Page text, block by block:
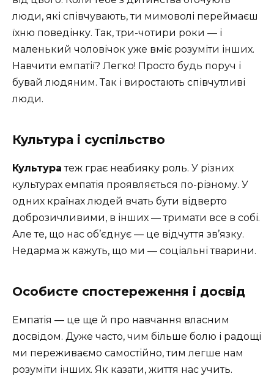
люди, які співчувають, ти мимоволі переймаєш
їхню поведінку. Так, три-чотири роки — і
маленький чоловічок уже вміє розуміти інших.
Навчити емпатії? Легко! Просто будь поруч і
бувай людяним. Так і виростають співчутливі
люди.
Культура і суспільство
Культура теж грає неабияку роль. У різних
культурах емпатія проявляється по-різному. У
одних країнах людей вчать бути відверто
доброзичливими, в інших — тримати все в собі.
Але те, що нас об’єднує — це відчуття зв’язку.
Недарма ж кажуть, що ми — соціальні тварини.
Особисте спостереження і досвід
Емпатія — це ще й про навчання власним
досвідом. Дуже часто, чим більше болю і радощі
ми переживаємо самостійно, тим легше нам
розуміти інших. Як казати, життя нас учить.